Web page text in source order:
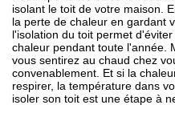
isolant le toit de votre maison.
la perte de chaleur en gardant
l'isolation du toit permet
chaleur pendant toute l'année.
vous sentirez au chaud chez
convenablement. Et si la
respirer, la température dans
isoler son toit est une étape à